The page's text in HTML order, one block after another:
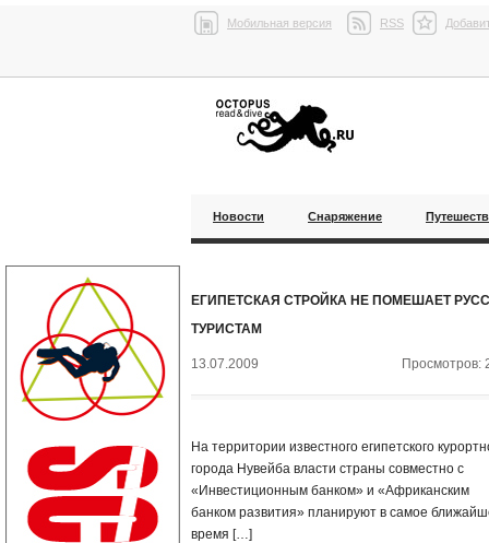
Мобильная версия RSS
Новости Снаряжение
ЕГИПЕТСКАЯ СТРОЙКА НЕ ПОМЕШАЕТ
ТУРИСТАМ
13.07.2009 Просмотров:
На территории известного египетского
города Нувейба власти страны совместно с
«Инвестиционным банком» и «Африканским
банком развития» планируют в самое
время […]